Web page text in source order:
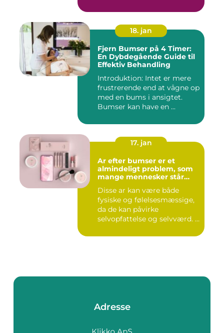
18. jan
Fjern Bumser på 4 Timer:
En Dybdegående Guide til
Effektiv Behandling
Introduktion: Intet er mere
frustrerende end at vågne op
med en bums i ansigtet.
Bumser kan have en ...
17. jan
Ar efter bumser er et
almindeligt problem, som
mange mennesker står
Disse ar kan være både
fysiske og følelsesmæssige,
da de kan påvirke
selvopfattelse og selvværd. I
Adresse